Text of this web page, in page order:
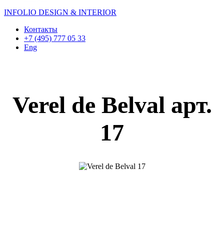
INFOLIO DESIGN & INTERIOR
Контакты
+7 (495) 777 05 33
Eng
Verel de Belval арт.
17